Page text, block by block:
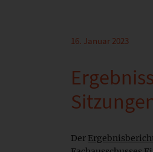
16. Januar 2023
Der